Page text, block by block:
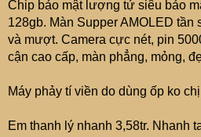
Chip bảo mật lượng tử siêu bảo
128gb. Màn Supper AMOLED tần
và mượt. Camera cực nét, pin
cận cao cấp, màn phẳng, mỏng,
Máy phảy tí viền do dùng ốp ko
Em thanh lý nhanh 3,58tr. Nhanh